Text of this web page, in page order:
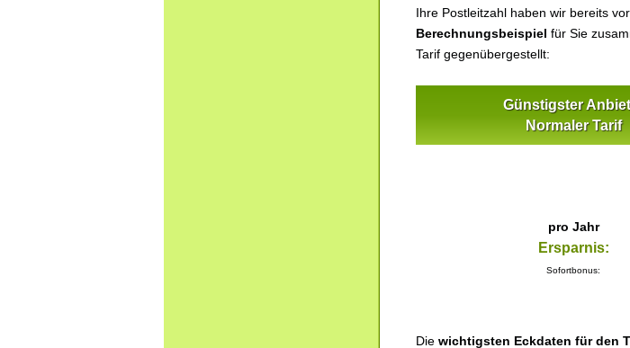
Ihre Postleitzahl haben wir bereits
Berechnungsbeispiel für Sie
Tarif gegenübergestellt:
Günstigster
Normaler Tarif
pro Jahr
Ersparnis:
Sofortbonus:
Die wichtigsten Eckdaten für den